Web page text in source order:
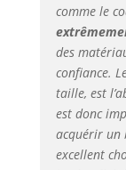
comme le
des
confiance.
taille, est
est donc
acquérir un
excellent